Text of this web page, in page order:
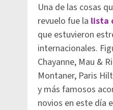
Una de las cosas
revuelo fue la lista
que estuvieron
internacionales.
Chayanne, Mau &
Montaner, Paris
y más famosos
novios en este día